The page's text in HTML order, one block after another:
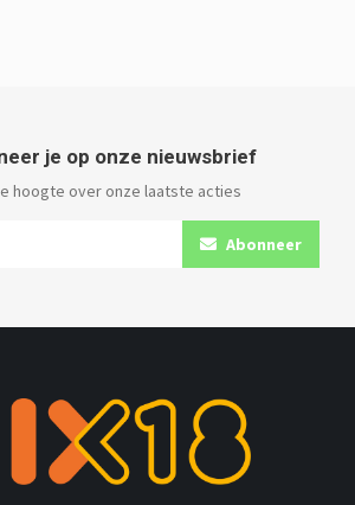
je op onze nieuwsbrief
hoogte over onze laatste acties
Abonneer